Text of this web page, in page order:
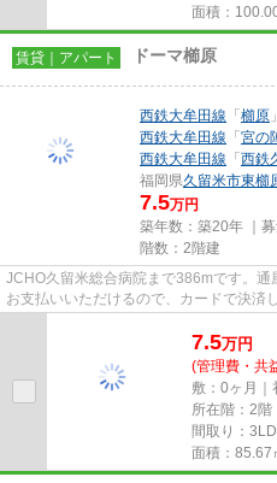
面積：
賃貸｜アパート ドーマ櫛原
西鉄大牟田線 「櫛原
西鉄大牟田線 「宮の
西鉄大牟田線 「西鉄
福岡県久留米市東櫛
7.5万円
築年数：築20年 ｜募
階数：2階建
JCHO久留米総合病院まで386mです。
お支払いいただけるので、カードで決済
件はアパートです。当物件以外...
7.5万円
(管理費・共
敷：0ヶ月｜
所在階：2階
間取り：
面積：85.67